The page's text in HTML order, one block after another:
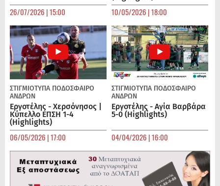
26/07/2026 | 15:00 10/05/2026 | 18:00
ΣΤΙΓΜΙΟΤΥΠΑ ΠΟΔΌΣΦΑΙΡΟ
ΑΝΔΡΏΝ
Εργοτέλης - Χερσόνησος |
Κύπελλο ΕΠΣΗ 1-4
(Highlights)
06/05/2026 | 17:00
ΣΤΙΓΜΙΟΤΥΠΑ ΠΟΔΌΣΦΑΙΡΟ
ΑΝΔΡΏΝ
Εργοτέλης - Αγία Βαρβάρα
5-0 (Highlights)
04/04/2026 | 16:00